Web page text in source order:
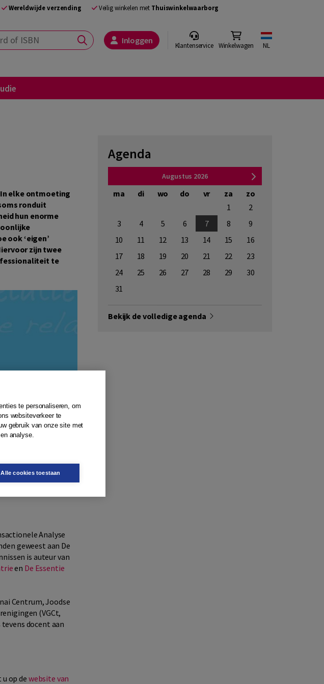
Wereldwijde verzending Veilig winkelen met Thuiswinkelwaarborg
Inloggen Klantenservice Winkelwagen NL
elke ontmoeting
ronduit
hun enorme
ook ‘eigen’
zijn twee
te
Analyse
geweest aan De
is auteur van
en De Essentie
Centrum, Joodse
(VGCt,
docent aan
op de website van
Agenda
Augustus 2026
ma di wo do vr za
zo
1
2
3
4 5 6 7 8
9
10
11 12 13 14 15
16
17
18 19 20 21 22
23
24
25 26 27 28 29
30
31
Bekijk de volledige agenda
te personaliseren, om
websiteverkeer te
gebruik van onze site met
analyse.
Alle cookies toestaan